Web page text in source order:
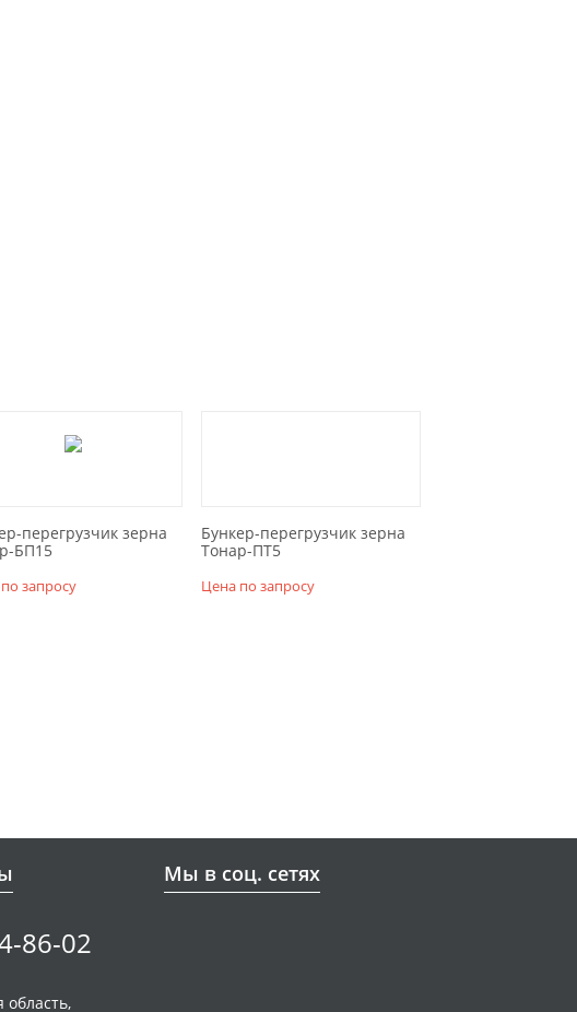
перегрузчик зерна
БП15
запросу
Бункер-перегрузчик зерна
Тонар-ПТ5
Цена по запросу
86-02
область,
Мы в соц. сетях